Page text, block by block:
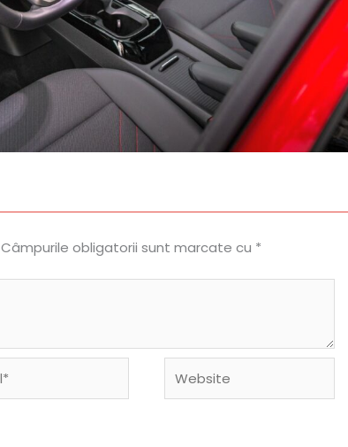
Câmpurile obligatorii sunt marcate cu *